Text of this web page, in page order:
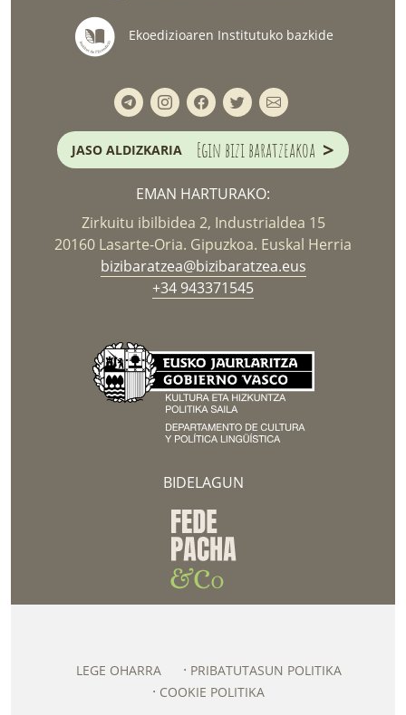
Ekoedizioaren Institutuko bazkide
JASO ALDIZKARIA Egin bizi baratzeakoa >
EMAN HARTURAKO:
Zirkuitu ibilbidea 2, Industrialdea 15
20160 Lasarte-Oria. Gipuzkoa. Euskal Herria
bizibaratzea@bizibaratzea.eus
+34 943371545
BIDELAGUN
LEGE OHARRA
PRIBATUTASUN POLITIKA
COOKIE POLITIKA